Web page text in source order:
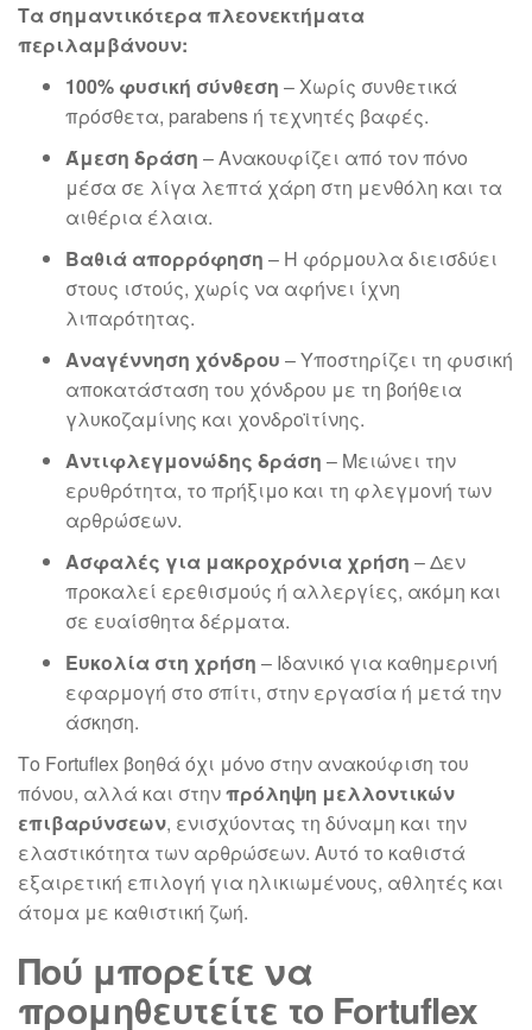
Τα σημαντικότερα πλεονεκτήματα
περιλαμβάνουν:
100% φυσική σύνθεση – Χωρίς συνθετικά
πρόσθετα, parabens ή τεχνητές βαφές.
Άμεση δράση – Ανακουφίζει από τον πόνο
μέσα σε λίγα λεπτά χάρη στη μενθόλη και τα
αιθέρια έλαια.
Βαθιά απορρόφηση – Η φόρμουλα διεισδύει
στους ιστούς, χωρίς να αφήνει ίχνη
λιπαρότητας.
Αναγέννηση χόνδρου – Υποστηρίζει τη φυσική
αποκατάσταση του χόνδρου με τη βοήθεια
γλυκοζαμίνης και χονδροϊτίνης.
Αντιφλεγμονώδης δράση – Μειώνει την
ερυθρότητα, το πρήξιμο και τη φλεγμονή των
αρθρώσεων.
Ασφαλές για μακροχρόνια χρήση – Δεν
προκαλεί ερεθισμούς ή αλλεργίες, ακόμη και
σε ευαίσθητα δέρματα.
Ευκολία στη χρήση – Ιδανικό για καθημερινή
εφαρμογή στο σπίτι, στην εργασία ή μετά την
άσκηση.
Το Fortuflex βοηθά όχι μόνο στην ανακούφιση του
πόνου, αλλά και στηνπρόληψη μελλοντικών
επιβαρύνσεων, ενισχύοντας τη δύναμη και την
ελαστικότητα των αρθρώσεων. Αυτό το καθιστά
εξαιρετική επιλογή για ηλικιωμένους, αθλητές και
άτομα με καθιστική ζωή.
Πού μπορείτε να
προμηθευτείτε το Fortuflex